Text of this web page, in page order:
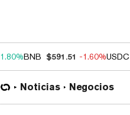
1.80%BNB $591.51 -1.60%USDC
Noticias Negocios